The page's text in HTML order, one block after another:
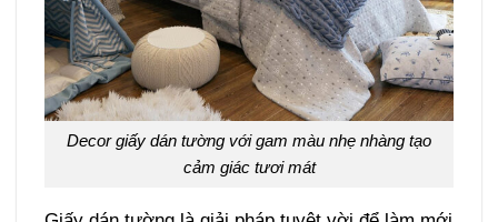
Decor giấy dán tường với gam màu nhẹ nhàng tạo
cảm giác tươi mát